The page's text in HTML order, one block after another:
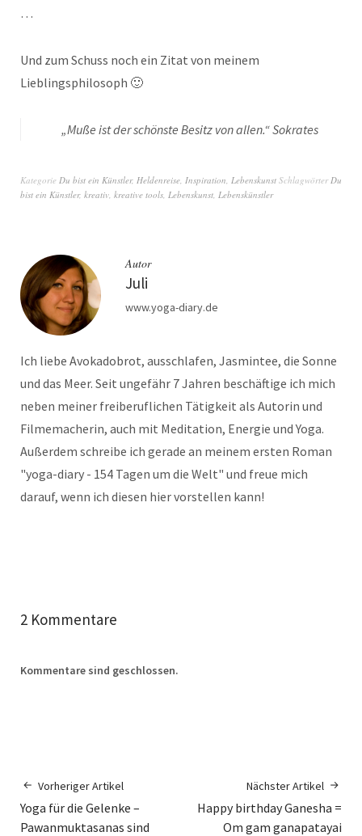
…
Und zum Schuss noch ein Zitat von meinem
Lieblingsphilosoph 🙂
„Muße ist der schönste Besitz von allen.“ Sokrates
Kategorie Du bist ein Künstler, Heldenreise Inspiration Lebenskunst Schlagwörter Du
bist ein Künstler, kreativ kreative tools Lebenskunst Lebenskünstler
Autor
Juli
www.yoga-diary.de
Ich liebe Avokadobrot, ausschlafen, Jasmintee, die Sonne
und das Meer. Seit ungefähr 7 Jahren beschäftige ich mich
neben meiner freiberuflichen Tätigkeit als Autorin und
Filmemacherin, auch mit Meditation, Energie und Yoga.
Außerdem schreibe ich gerade an meinem ersten Roman
"yoga-diary - 154 Tagen um die Welt" und freue mich
darauf, wenn ich diesen hier vorstellen kann!
2 Kommentare
Kommentare sind geschlossen.
Vorheriger Artikel
Yoga für die Gelenke –
Pawanmuktasanas sind
Nächster Artikel
Happy birthday Ganesha =
Om gam ganapatayai